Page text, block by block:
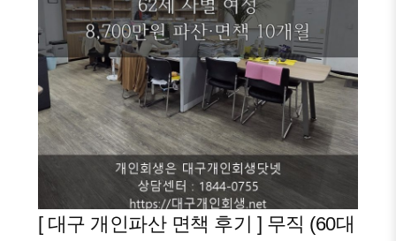
[ 대구 개인파산 면책 후기 ] 무직 (60대